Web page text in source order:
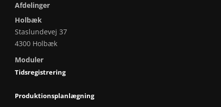
Afdelinger
Holbæk
Staslundevej 37
4300 Holbæk
Moduler
Tidsregistrering
Produktionsplanlægning